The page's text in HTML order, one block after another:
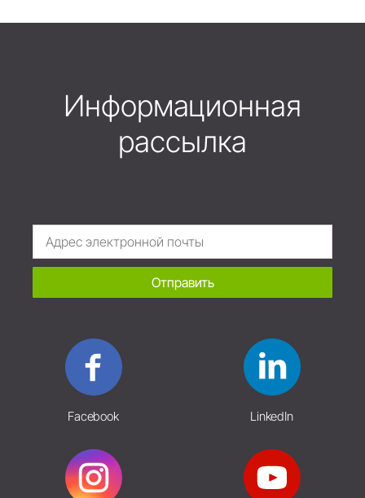
Информационная
рассылка
Отправить
Facebook LinkedIn